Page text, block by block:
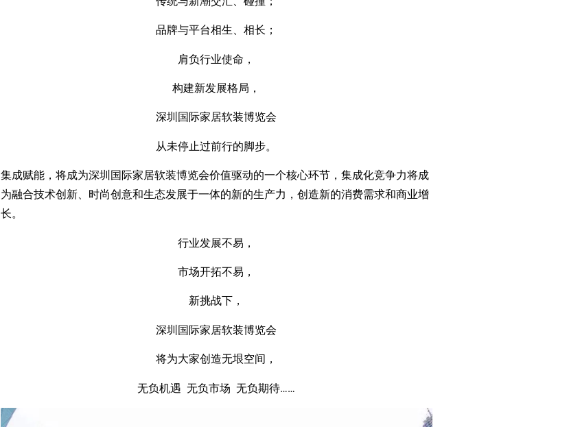
品牌与平台相生、相长；
肩负行业使命，
构建新发展格局，
深圳国际家居软装博览会
从未停止过前行的脚步。
集成赋能，将成为深圳国际家居软装博览会价值驱动的一个核心环节，集成化竞争力将成
为融合技术创新、时尚创意和生态发展于一体的新的生产力，创造新的消费需求和商业增
长。
行业发展不易，
市场开拓不易，
新挑战下，
深圳国际家居软装博览会
将为大家创造无垠空间，
无负机遇 无负市场 无负期待……